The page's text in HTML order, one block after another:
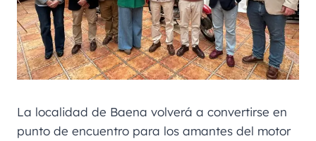
La localidad de Baena volverá a convertirse en
punto de encuentro para los amantes del motor